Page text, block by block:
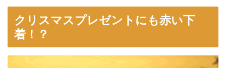
クリスマスプレゼントにも赤い下
着！？